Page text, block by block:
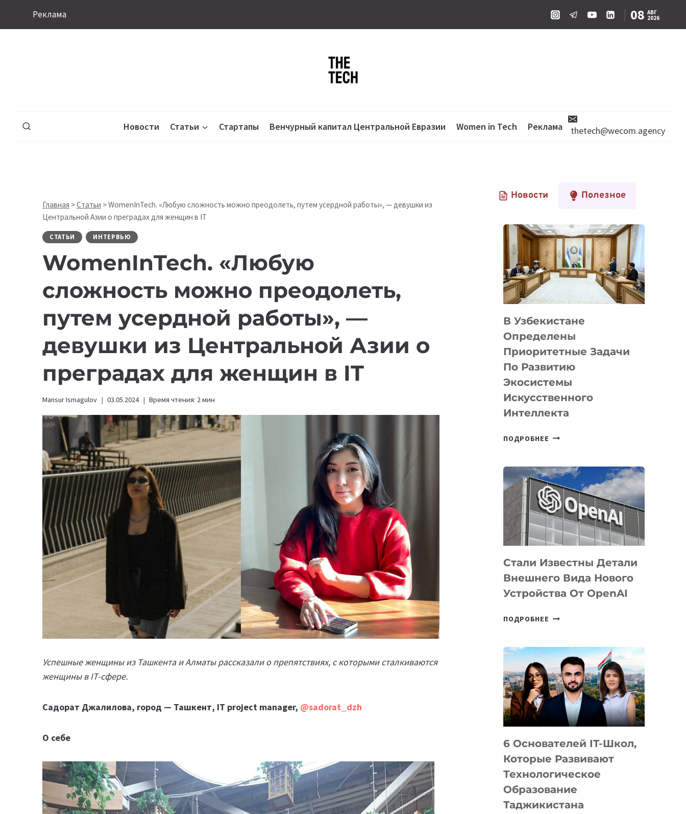
Реклама 08 АВГ
2026
Новости Статьи Стартапы Венчурный капитал Центральной Евразии Women in Tech Реклама thetech@wecom.agency
Главная >Статьи >WomenInTech. «Любую сложность можно преодолеть, путем усердной работы», — девушки из
Центральной Азии о преградах для женщин в IT
СТАТЬИ ИНТЕРВЬЮ
WomenInTech. «Любую
сложность можно преодолеть,
путем усердной работы», —
девушки из Центральной Азии о
преградах для женщин в IT
Mansur Ismagulov 03.05.2024 Время чтения: 2мин
Успешные женщины из Ташкента и Алматы рассказали о препятствиях, с которыми сталкиваются
женщины в IT-сфере.
Садорат Джалилова, город — Ташкент, IT project manager, @sadorat_dzh
О себе
Новости Полезное
В Узбекистане
Определены
Приоритетные Задачи
По Развитию
Экосистемы
Искусственного
Интеллекта
ПОДРОБНЕЕ В
ПРИОРИТЕТНЫЕ
ЗАДАЧИ
ПО
РАЗВИТИЮ
ЭКОСИСТЕМЫ
ИСКУССТВЕННОГО
Стали Известны Детали
Внешнего Вида Нового
Устройства От OpenAI
ПОДРОБНЕЕ СТАЛИ
ВНЕШНЕГО
ВИДА
НОВОГО
УСТРОЙСТВА
OPENAI
6 Основателей IT-Школ,
Которые Развивают
Технологическое
Образование
Таджикистана